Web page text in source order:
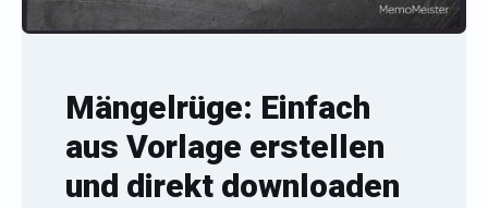
Mängelrüge: Einfach
aus Vorlage erstellen
und direkt downloaden